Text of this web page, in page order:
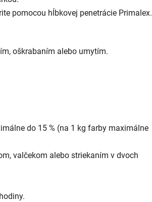
pomocou hĺbkovej penetrácie Primalex.
oškrabaním alebo umytím.
do 15 % (na 1 kg farby maximálne
valčekom alebo striekaním v dvoch